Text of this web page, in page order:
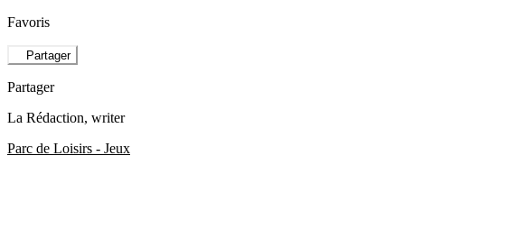
Favoris
Partager
Partager
La Rédaction, writer
Parc de Loisirs - Jeux